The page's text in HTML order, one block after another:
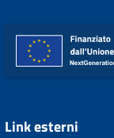
Link esterni